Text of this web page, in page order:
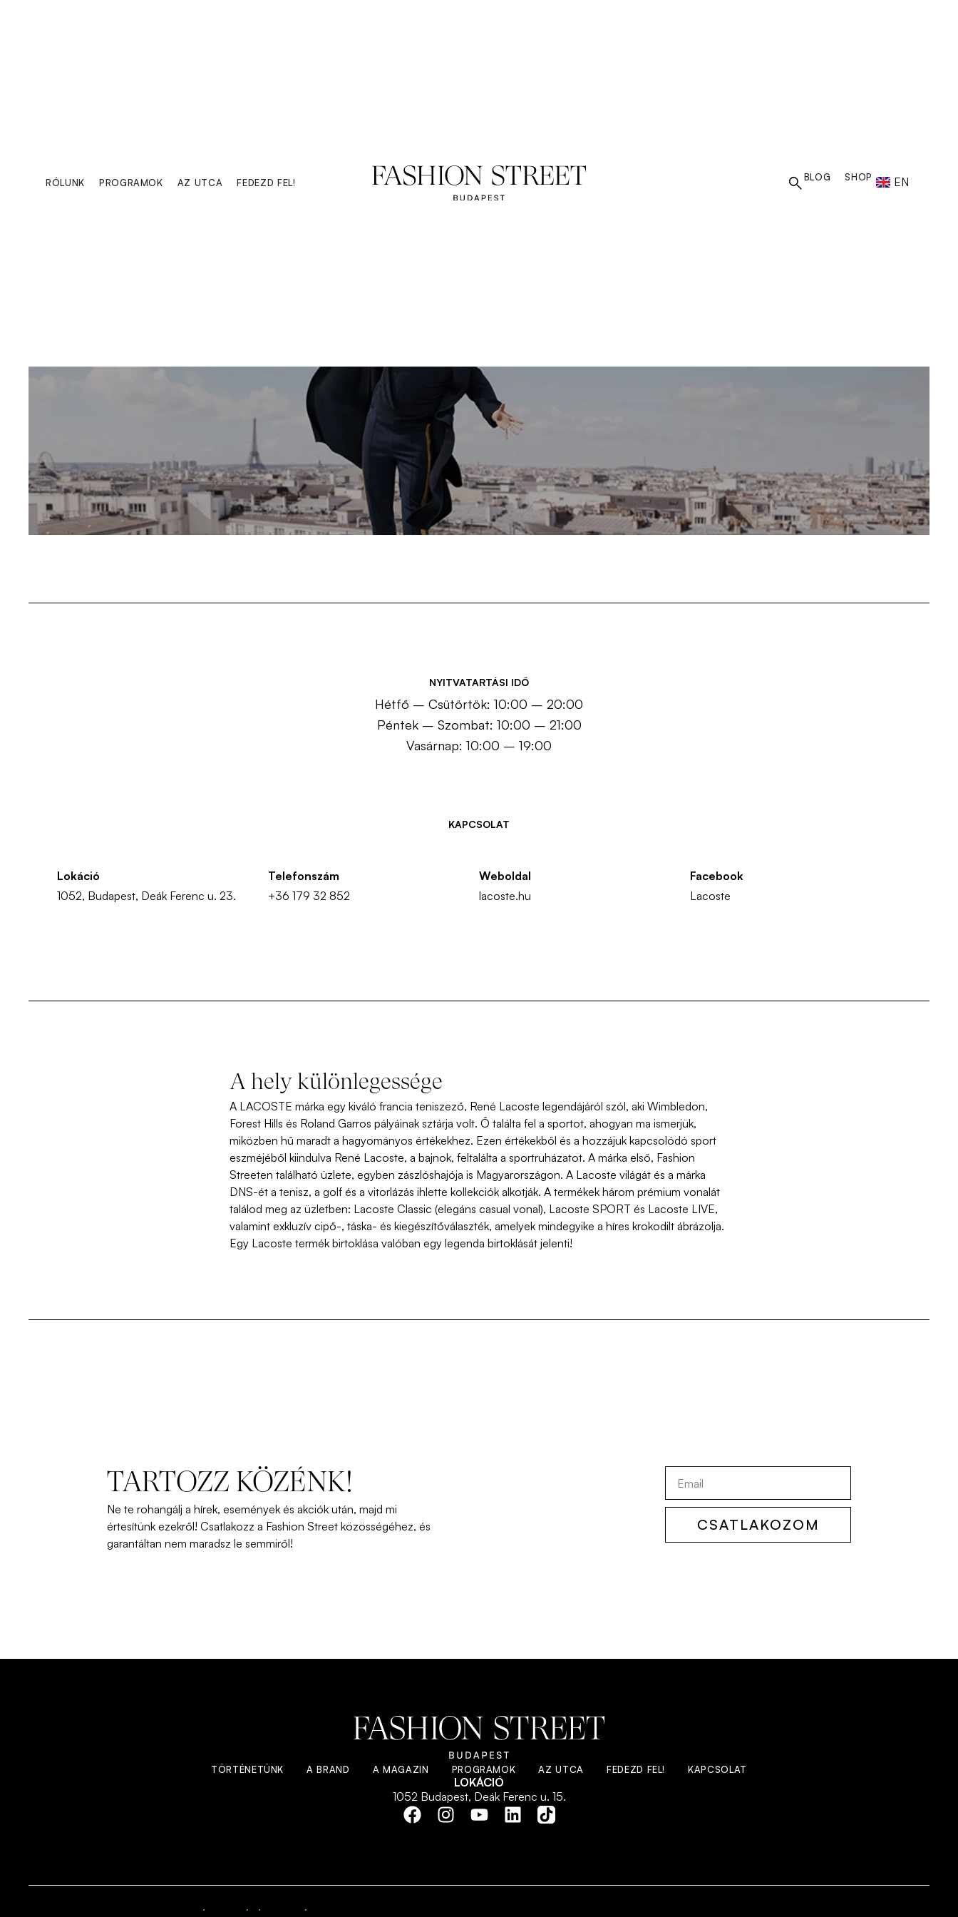
RÓLUNK PROGRAMOK AZ UTCA FEDEZD FEL! EN
BLOG SHOP
NYITVATARTÁSI IDŐ
Hétfő – Csütörtök: 10:00 – 20:00
Péntek – Szombat: 10:00 – 21:00
Vasárnap: 10:00 – 19:00
KAPCSOLAT
Lokáció
1052, Budapest, Deák Ferenc u. 23.
Telefonszám
+36 179 32 852
Weboldal
lacoste.hu
Facebook
Lacoste
A hely különlegessége
A LACOSTE márka egy kiváló francia teniszező, René Lacoste legendájáról szól, aki Wimbledon,
Forest Hills és Roland Garros pályáinak sztárja volt. Ő találta fel a sportot, ahogyan ma ismerjük,
miközben hű maradt a hagyományos értékekhez. Ezen értékekből és a hozzájuk kapcsolódó sport
eszméjéből kiindulva René Lacoste, a bajnok, feltalálta a sportruházatot. A márka első, Fashion
Streeten található üzlete, egyben zászlóshajója is Magyarországon. A Lacoste világát és a márka
DNS-ét a tenisz, a golf és a vitorlázás ihlette kollekciók alkotják. A termékek három prémium vonalát
találod meg az üzletben: Lacoste Classic (elegáns casual vonal), Lacoste SPORT és Lacoste LIVE,
valamint exkluzív cipő-, táska- és kiegészítőválaszték, amelyek mindegyike a híres krokodilt ábrázolja.
Egy Lacoste termék birtoklása valóban egy legenda birtoklását jelenti!
TARTOZZ KÖZÉNK!
Ne te rohangálj a hírek, események és akciók után, majd mi
értesítünk ezekről! Csatlakozz a Fashion Street közösségéhez, és
garantáltan nem maradsz le semmiről!
CSATLAKOZOM
TÖRTÉNETÜNK A BRAND A MAGAZIN PROGRAMOK AZ UTCA FEDEZD FEL! KAPCSOLAT
LOKÁCIÓ
1052 Budapest, Deák Ferenc u. 15.